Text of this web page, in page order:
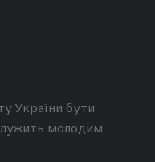
України бути
молодим.